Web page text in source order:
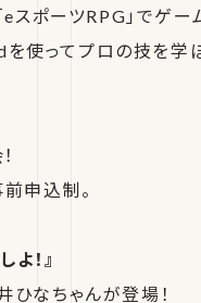
スポーツRPG」でゲー
使ってプロの技を学ぼ
申込制。
！』
なちゃんが登場！